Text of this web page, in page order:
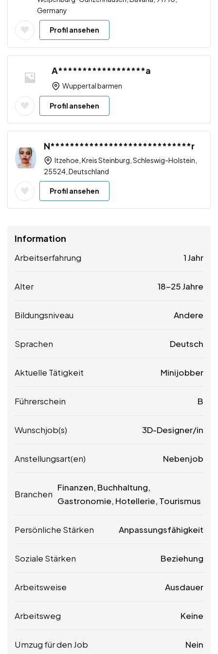
Germany
Profil ansehen
A******************a
Wuppertal barmen
Profil ansehen
N*****************************r
Itzehoe, Kreis Steinburg, Schleswig-Holstein,
25524, Deutschland
Profil ansehen
Information
Arbeitserfahrung 1 Jahr
Alter 18-25 Jahre
Bildungsniveau Andere
Sprachen Deutsch
Aktuelle Tätigkeit Minijobber
Führerschein B
Wunschjob(s) 3D-Designer/in
Anstellungsart(en) Nebenjob
Branchen
Finanzen, Buchhaltung,
Gastronomie, Hotellerie, Tourismus
Persönliche Stärken Anpassungsfähigkeit
Soziale Stärken Beziehung
Arbeitsweise Ausdauer
Arbeitsweg Keine
Umzug für den Job Nein